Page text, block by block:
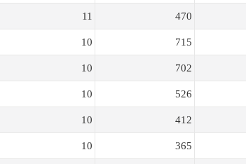
11 470
10 715
10 702
10 526
10 412
10 365